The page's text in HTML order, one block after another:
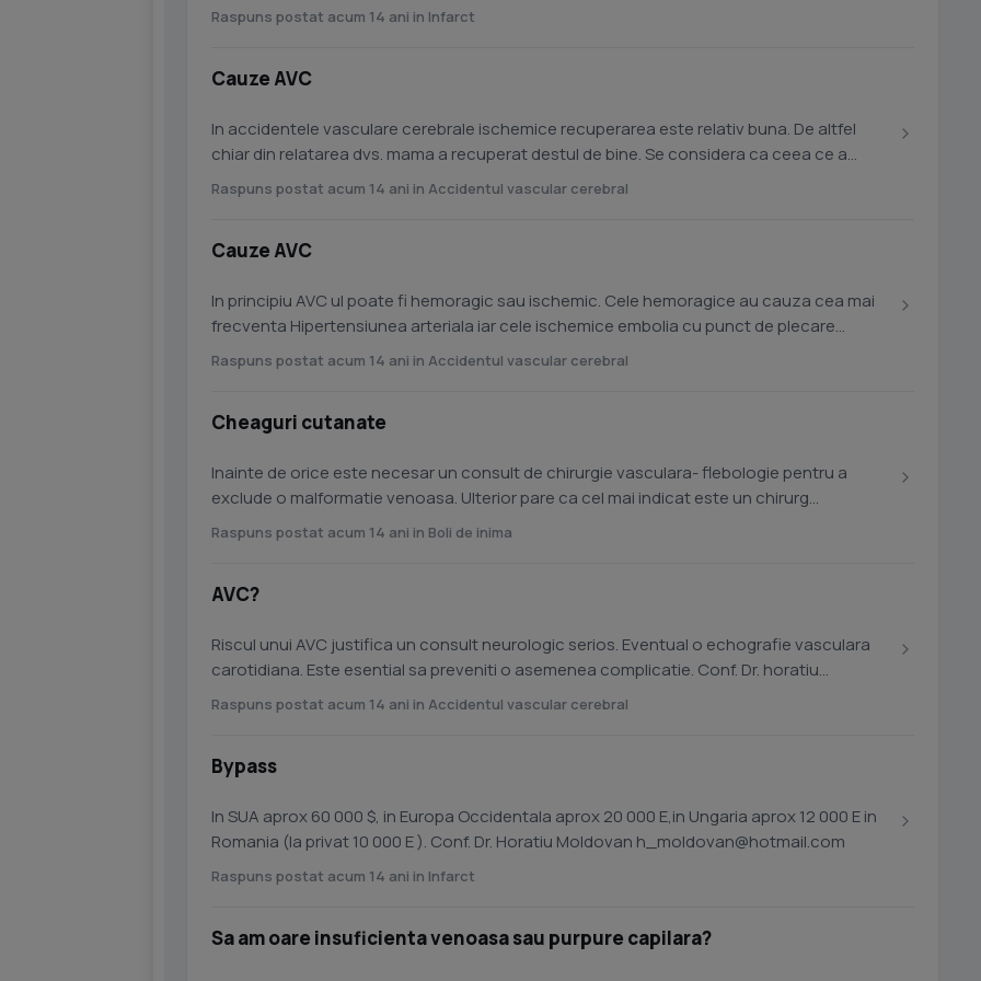
Horatiu...
Raspuns postat acum 14 ani in Infarct
Cauze AVC
In accidentele vasculare cerebrale ischemice recuperarea este relativ buna. De altfel
chiar din relatarea dvs. mama a recuperat destul de bine. Se considera ca ceea ce a
recuperat in primele 6 luni...
Raspuns postat acum 14 ani in Accidentul vascular cerebral
Cauze AVC
In principiu AVC ul poate fi hemoragic sau ischemic. Cele hemoragice au cauza cea mai
frecventa Hipertensiunea arteriala iar cele ischemice embolia cu punct de plecare
carotidian. In prima situatie...
Raspuns postat acum 14 ani in Accidentul vascular cerebral
Cheaguri cutanate
Inainte de orice este necesar un consult de chirurgie vasculara- flebologie pentru a
exclude o malformatie venoasa. Ulterior pare ca cel mai indicat este un chirurg
plastician. Va recomand Dr....
Raspuns postat acum 14 ani in Boli de inima
AVC?
Riscul unui AVC justifica un consult neurologic serios. Eventual o echografie vasculara
carotidiana. Este esential sa preveniti o asemenea complicatie. Conf. Dr. horatiu
Moldovan...
Raspuns postat acum 14 ani in Accidentul vascular cerebral
Bypass
In SUA aprox 60 000 $, in Europa Occidentala aprox 20 000 E,in Ungaria aprox 12 000 E in
Romania (la privat 10 000 E ). Conf. Dr. Horatiu Moldovan h_moldovan@hotmail.com
Raspuns postat acum 14 ani in Infarct
Sa am oare insuficienta venoasa sau purpure capilara?